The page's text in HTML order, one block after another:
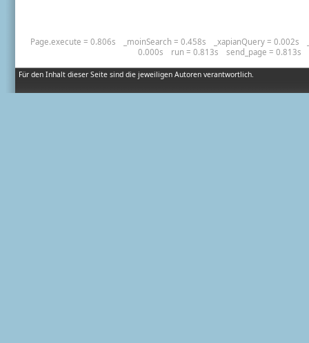
Für den Inhalt dieser Seite sind die jeweiligen Autoren verantwortlich.
Page.execute = 0.806s _moinSearch = 0.458s _xapianQuery = 0.002s
0.000s
run = 0.813s send_page = 0.813s